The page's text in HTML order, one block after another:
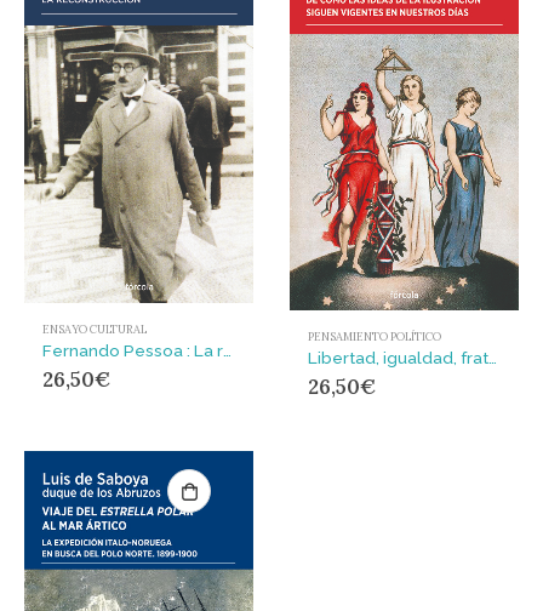
ENSAYO CULTURAL
Fernando Pessoa : La reconstrucción
26,50€
PENSAMIENTO POLÍTICO
26,50€